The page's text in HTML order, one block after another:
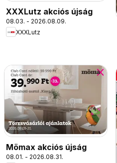
XXXLutz akciós újság
08.03. - 2026.08.09.
XXXLutz
Mömax akciós újság
08.01. - 2026.08.31.